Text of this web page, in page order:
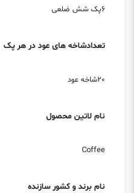
6پک شش ضلعی
تعدادشاخه های عود در هر پک
20شاخه عود
نام لاتین محصول
Coffee
نام برند و کشور سازنده